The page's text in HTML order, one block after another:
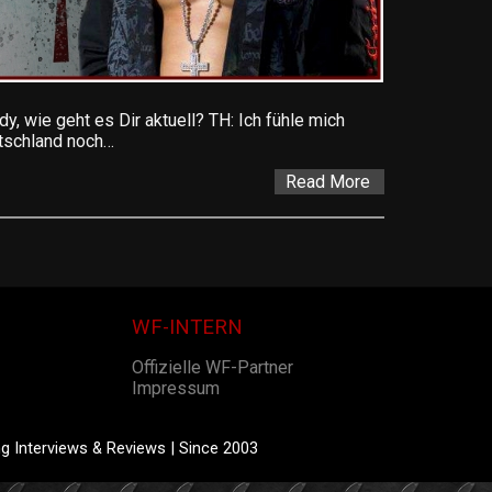
wie geht es Dir aktuell? TH: Ich fühle mich
noch…
Read More
WF-INTERN
Offizielle WF-Partner
Impressum
Interviews & Reviews | Since 2003